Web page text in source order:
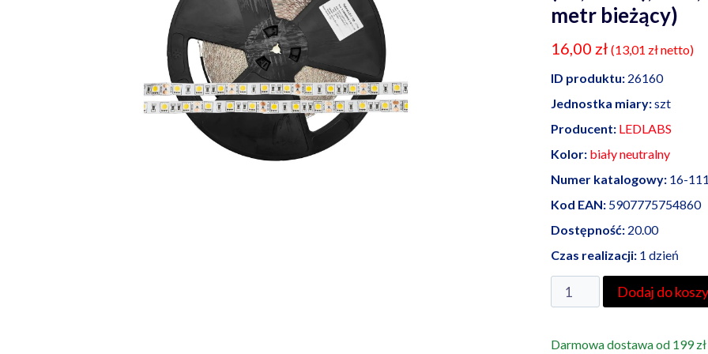
metr bieżący)
16,00 zł (13,01 złnetto)
ID produktu:26160
Jednostka miary:szt
Producent: LEDLABS
Kolor: biały neutralny
Numer katalogowy:16-
Kod EAN:5907775754860
Dostępność:20.00
Czas realizacji:1 dzień
ilość
LED
taśma
Dodaj do
Darmowa dostawa od 199 zł